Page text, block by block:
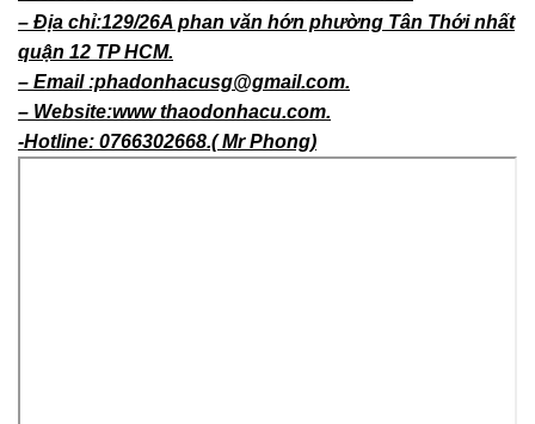
– Địa chỉ:129/26A phan văn hớn phường Tân Thới nhất
quận 12 TP HCM.
– Email :phadonhacusg@gmail.com.
– Website:www thaodonhacu.com.
-Hotline: 0766302668.( Mr Phong)